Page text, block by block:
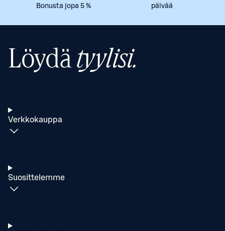
Bonusta jopa 5 %
päivää
Löydätyylisi.
Verkkokauppa
Suosittelemme